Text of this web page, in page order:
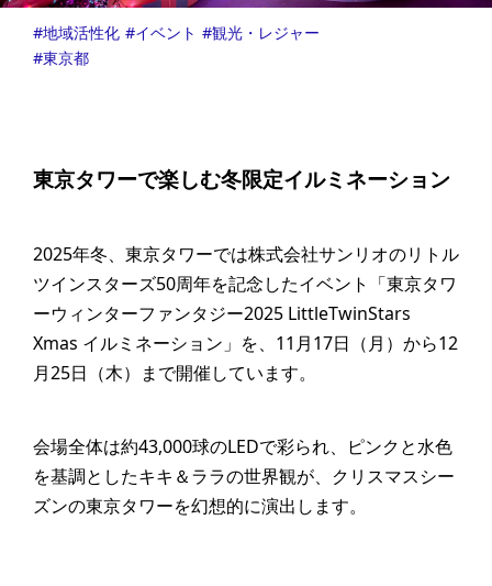
地域活性化 イベント
観光・レジャー
東京都
東京タワーで楽しむ冬限定イルミネーション
2025年冬、東京タワーでは株式会社サンリオのリトル
ツインスターズ50周年を記念したイベント「東京タワ
ーウィンターファンタジー2025 LittleTwinStars
Xmas イルミネーション」を、11月17日（月）から12
月25日（木）まで開催しています。
会場全体は約43,000球のLEDで彩られ、ピンクと水色
を基調としたキキ＆ララの世界観が、クリスマスシー
ズンの東京タワーを幻想的に演出します。